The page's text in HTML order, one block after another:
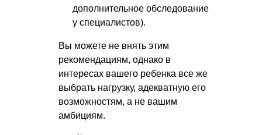
дополнительное обследование
у специалистов).
Вы можете не внять этим
рекомендациям, однако в
интересах вашего ребенка все же
выбрать нагрузку, адекватную его
возможностям, а не вашим
амбициям.